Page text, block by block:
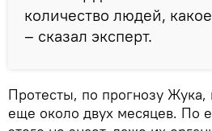
количество людей,
– сказал эксперт.
Протесты, по прогнозу Жука,
еще около двух месяцев. По